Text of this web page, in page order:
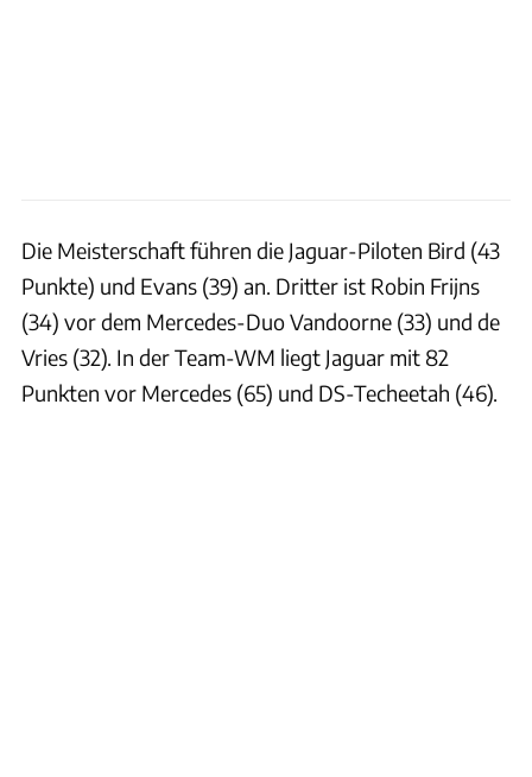
Die Meisterschaft führen die Jaguar-Piloten Bird (43
Punkte) und Evans (39) an. Dritter ist Robin Frijns
(34) vor dem Mercedes-Duo Vandoorne (33) und de
Vries (32). In der Team-WM liegt Jaguar mit 82
Punkten vor Mercedes (65) und DS-Techeetah (46).